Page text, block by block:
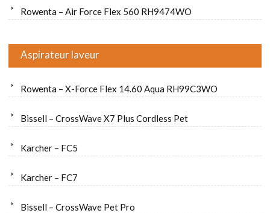
Rowenta – Air Force Flex 560 RH9474WO
Aspirateur laveur
Rowenta – X-Force Flex 14.60 Aqua RH99C3WO
Bissell – CrossWave X7 Plus Cordless Pet
Karcher – FC5
Karcher – FC7
Bissell – CrossWave Pet Pro